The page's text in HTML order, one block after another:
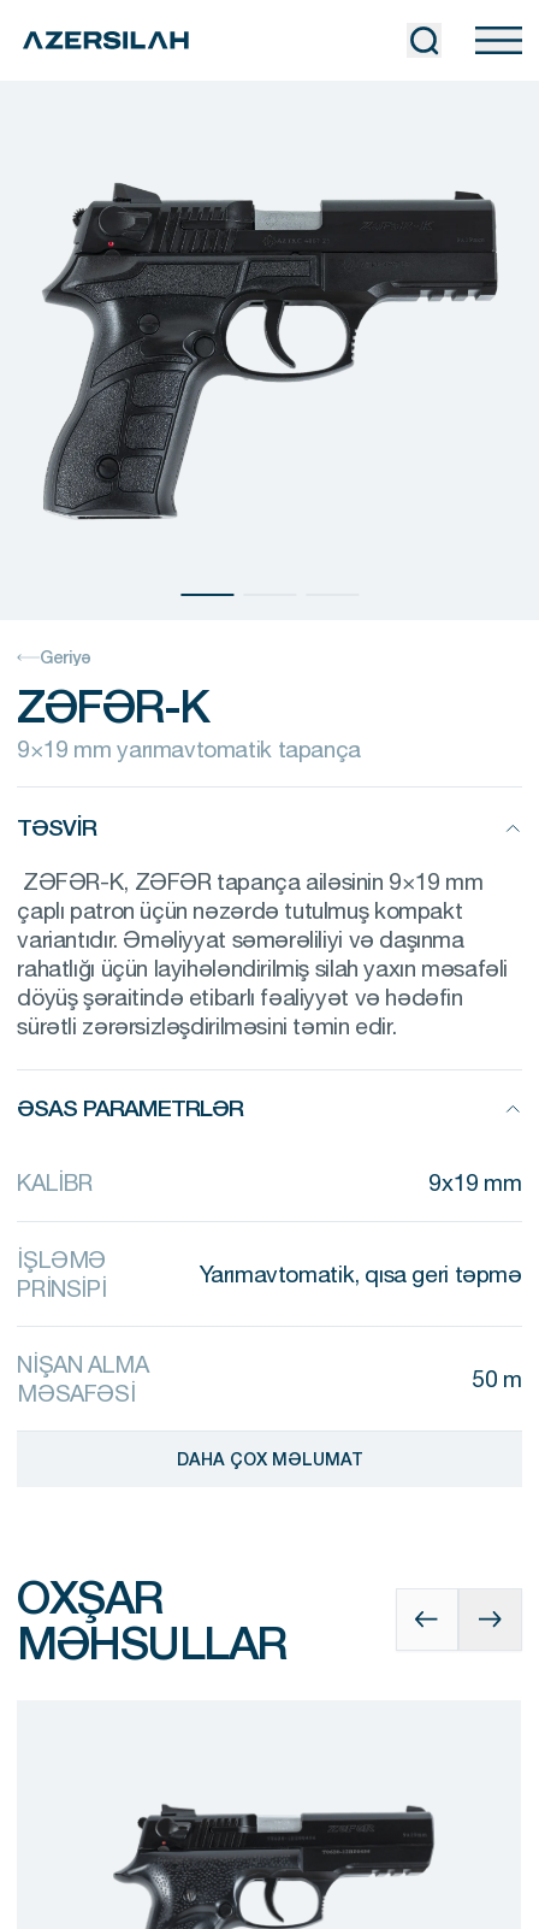
Geriyə
ZƏFƏR-K
9×19 mm yarımavtomatik tapança
TƏSVIR
ZƏFƏR-K, ZƏFƏR tapança ailəsinin 9×19 mm
çaplı patron üçün nəzərdə tutulmuş kompakt
variantıdır. Əməliyyat səmərəliliyi və daşınma
rahatlığı üçün layihələndirilmiş silah yaxın məsafəli
döyüş şəraitində etibarlı fəaliyyət və hədəfin
sürətli zərərsizləşdirilməsini təmin edir.
ƏSAS PARAMETRLƏR
KALİBR 9x19 mm
İŞLƏMƏ
PRİNSİPİ
Yarımavtomatik, qısa geri təpmə
NİŞAN ALMA
MƏSAFƏSİ
50 m
DAHA ÇOX MƏLUMAT
OXŞAR
MƏHSULLAR